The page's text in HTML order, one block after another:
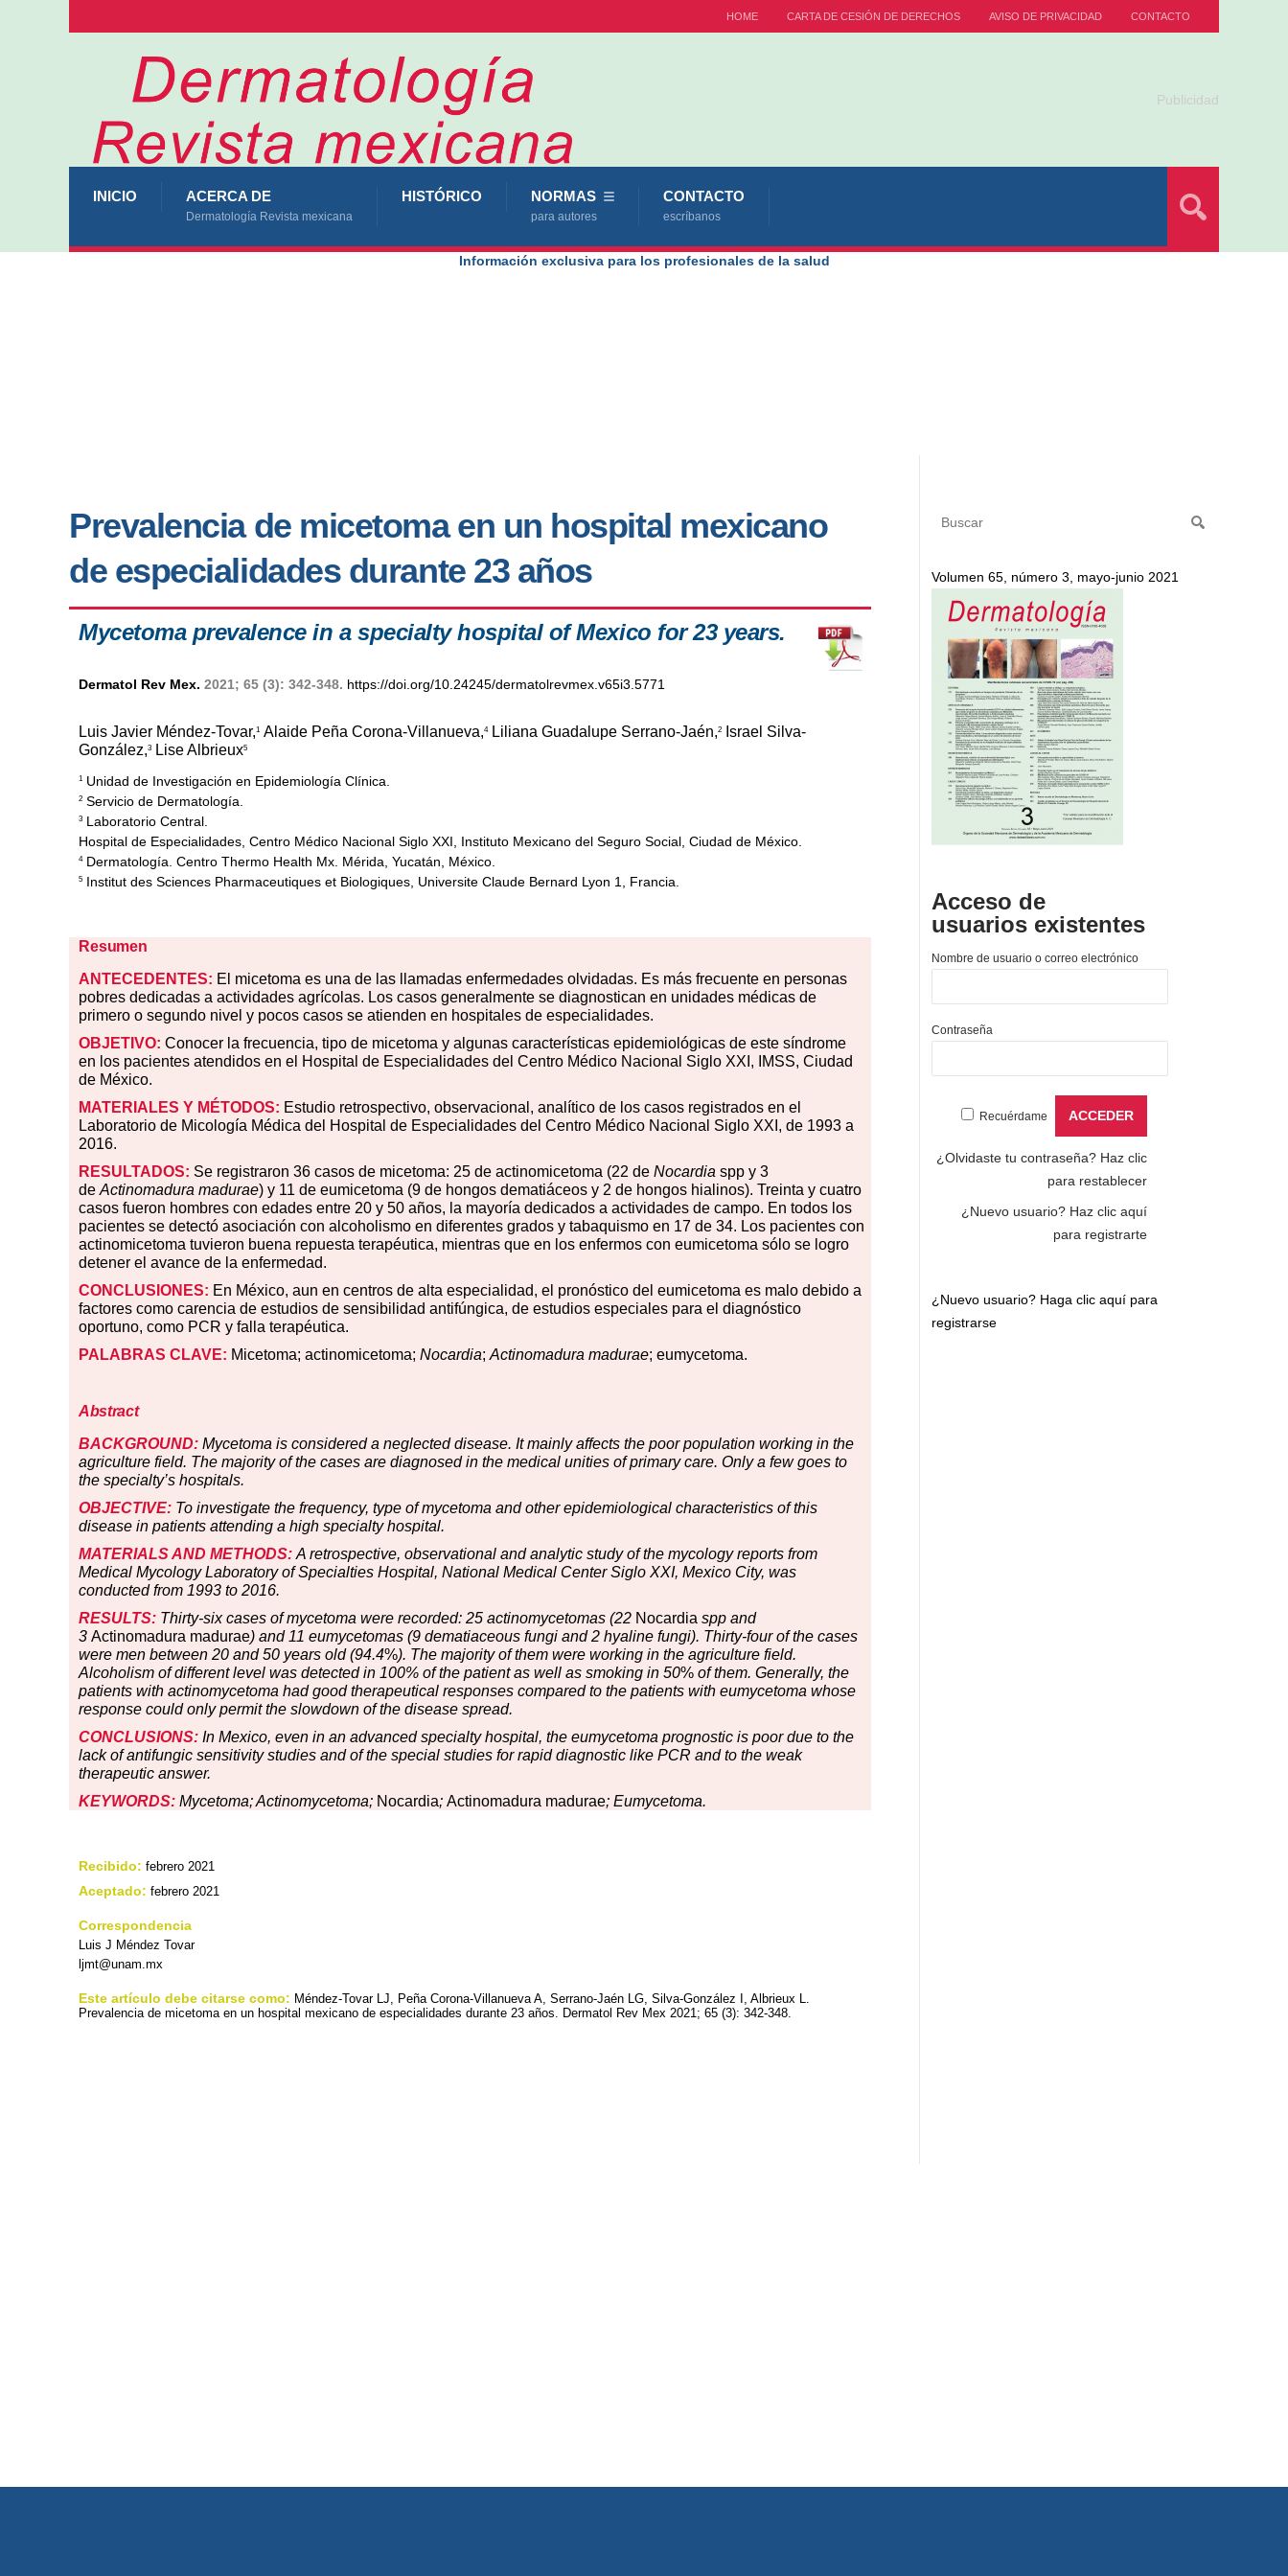
HOME CARTA DE CESIÓN DE DERECHOS AVISO DE PRIVACIDAD CONTACTO
Publicidad
INICIO ACERCA DE
Dermatología Revista mexicana
HISTÓRICO NORMAS
para autores
CONTACTO
escríbanos
Información exclusiva para los profesionales de la salud
Prevalencia de micetoma en un hospital mexicano
de especialidades durante 23 años
Mycetoma prevalence in a specialty hospital of Mexico for 23 years.
Dermatol Rev Mex. 2021; 65 (3): 342-348. https://doi.org/10.24245/dermatolrevmex.v65i3.5771
Luis Javier Méndez-Tovar,1 Alaide Peña Corona-Villanueva,4Liliana Guadalupe Serrano-Jaén,2
Israel Silva-
González,3 Lise Albrieux5
1 Unidad de Investigación en Epidemiología Clínica.
2 Servicio de Dermatología.
3 Laboratorio Central.
Hospital de Especialidades, Centro Médico Nacional Siglo XXI, Instituto Mexicano del Seguro Social, Ciudad de México.
4Dermatología. Centro Thermo Health Mx. Mérida, Yucatán, México.
5 Institut des Sciences Pharmaceutiques et Biologiques, Universite Claude Bernard Lyon 1, Francia.
Resumen
ANTECEDENTES: El micetoma es una de las llamadas enfermedades olvidadas. Es más frecuente en personas
pobres dedicadas a actividades agrícolas. Los casos generalmente se diagnostican en unidades médicas de
primero o segundo nivel y pocos casos se atienden en hospitales de especialidades.
OBJETIVO: Conocer la frecuencia, tipo de micetoma y algunas características epidemiológicas de este síndrome
en los pacientes atendidos en el Hospital de Especialidades del Centro Médico Nacional Siglo XXI, IMSS, Ciudad
de México.
MATERIALES Y MÉTODOS: Estudio retrospectivo, observacional, analítico de los casos registrados en el
Laboratorio de Micología Médica del Hospital de Especialidades del Centro Médico Nacional Siglo XXI, de 1993 a
2016.
RESULTADOS: Se registraron 36 casos de micetoma: 25 de actinomicetoma (22 de Nocardia spp y 3
de Actinomadura madurae) y 11 de eumicetoma (9 de hongos dematiáceos y 2 de hongos hialinos). Treinta y cuatro
casos fueron hombres con edades entre 20 y 50 años, la mayoría dedicados a actividades de campo. En todos los
pacientes se detectó asociación con alcoholismo en diferentes grados y tabaquismo en 17 de 34. Los pacientes con
actinomicetoma tuvieron buena repuesta terapéutica, mientras que en los enfermos con eumicetoma sólo se logro
detener el avance de la enfermedad.
CONCLUSIONES: En México, aun en centros de alta especialidad, el pronóstico del eumicetoma es malo debido a
factores como carencia de estudios de sensibilidad antifúngica, de estudios especiales para el diagnóstico
oportuno, como PCR y falla terapéutica.
PALABRAS CLAVE: Micetoma; actinomicetoma; Nocardia; Actinomadura madurae; eumycetoma.
Abstract
BACKGROUND: Mycetoma is considered a neglected disease. It mainly affects the poor population working in the
agriculture field. The majority of the cases are diagnosed in the medical unities of primary care. Only a few goes to
the specialty’s hospitals.
OBJECTIVE: To investigate the frequency, type of mycetoma and other epidemiological characteristics of this
disease in patients attending a high specialty hospital.
MATERIALS AND METHODS: A retrospective, observational and analytic study of the mycology reports from
Medical Mycology Laboratory of Specialties Hospital, National Medical Center Siglo XXI, Mexico City, was
conducted from 1993 to 2016.
RESULTS: Thirty-six cases of mycetoma were recorded: 25 actinomycetomas (22 Nocardia spp and
3 Actinomadura madurae) and 11 eumycetomas (9 dematiaceous fungi and 2 hyaline fungi). Thirty-four of the cases
were men between 20 and 50 years old (94.4%). The majority of them were working in the agriculture field.
Alcoholism of different level was detected in 100% of the patient as well as smoking in 50% of them. Generally, the
patients with actinomycetoma had good therapeutical responses compared to the patients with eumycetoma whose
response could only permit the slowdown of the disease spread.
CONCLUSIONS: In Mexico, even in an advanced specialty hospital, the eumycetoma prognostic is poor due to the
lack of antifungic sensitivity studies and of the special studies for rapid diagnostic like PCR and to the weak
therapeutic answer.
KEYWORDS: Mycetoma; Actinomycetoma; Nocardia; Actinomadura madurae; Eumycetoma.
Recibido: febrero 2021
Aceptado: febrero 2021
Correspondencia
Luis J Méndez Tovar
ljmt@unam.mx
Este artículo debe citarse como: Méndez-Tovar LJ, Peña Corona-Villanueva A, Serrano-Jaén LG, Silva-González I, Albrieux L.
Prevalencia de micetoma en un hospital mexicano de especialidades durante 23 años. Dermatol Rev Mex 2021; 65 (3): 342-348.
Volumen 65, número 3, mayo-junio 2021
Acceso de
usuarios existentes
Nombre de usuario o correo electrónico
Contraseña
Recuérdame
¿Olvidaste tu contraseña? Haz clic
para restablecer
¿Nuevo usuario? Haz clic aquí
para registrarte
¿Nuevo usuario? Haga clic aquí para
registrarse